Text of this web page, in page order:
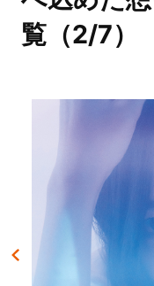
覧（2/7）